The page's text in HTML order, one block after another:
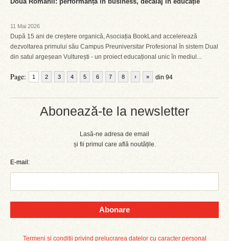
Abonează-te la newsletter
Lasă-ne adresa de email
și fii primul care află noutățile.
E-mail:
Abonare
Termeni și condiții privind prelucrarea datelor cu caracter personal
11 Mai 2026
După 15 ani de creștere organică, Asociația BookLand accelerează
dezvoltarea primului său Campus Preuniversitar Profesional în sistem Dual
din satul argeșean Vulturești - un proiect educațional unic în mediul...
Page: 1 2 3 4 5 6 7 8 din 94
› »